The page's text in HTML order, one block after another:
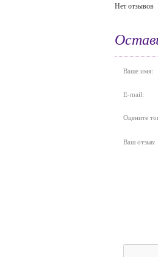
Нет отзывов
Ваше имя:
E-mail:
Оцените
Ваш отзыв: